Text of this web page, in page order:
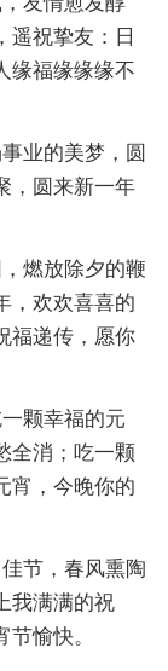
遥祝挚友：日
缘福缘缘缘不
业的美梦，圆
，圆来新一年
燃放除夕的鞭
，欢欢喜喜的
福递传，愿你
颗幸福的元
全消；吃一颗
宵，今晚你的
节，春风熏陶
我满满的祝
愉快。